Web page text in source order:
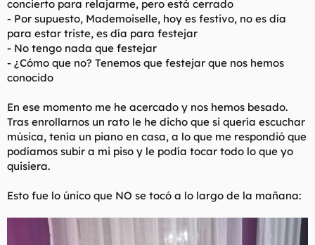
concierto para relajarme, pero está cerrado
- Por supuesto, Mademoiselle, hoy es festivo, no es día
para estar triste, es día para festejar
- No tengo nada que festejar
- ¿Cómo que no? Tenemos que festejar que nos hemos
conocido
En ese momento me he acercado y nos hemos besado.
Tras enrollarnos un rato le he dicho que si quería escuchar
música, tenía un piano en casa, a lo que me respondió que
podíamos subir a mi piso y le podía tocar todo lo que yo
quisiera.
Esto fue lo único que NO se tocó a lo largo de la mañana: